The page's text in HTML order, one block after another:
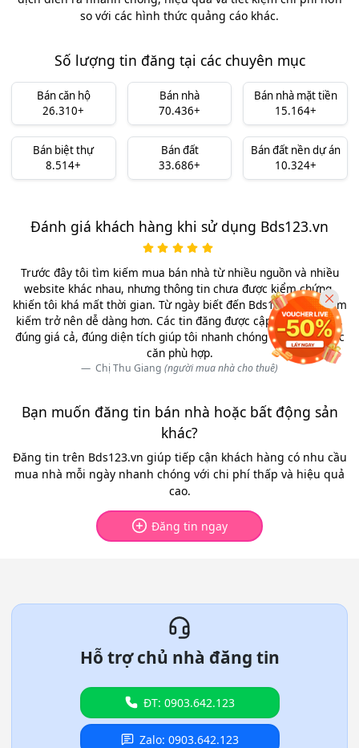
so với các hình thức quảng cáo khác.
Số lượng tin đăng tại các chuyên mục
Bán căn hộ
26.310+
Bán nhà
70.436+
Bán nhà mặt tiền
15.164+
Bán biệt thự
8.514+
Bán đất
33.686+
Bán đất nền dự án
10.324+
Đánh giá khách hàng khi sử dụng Bds123.vn
Trước đây tôi tìm kiếm mua bán nhà từ nhiều nguồn và nhiều
website khác nhau, nhưng thông tin chưa được kiểm chứng,
khiến tôi khá mất thời gian. Từ ngày biết đến Bds123.vn việc tìm
kiếm trở nên dễ dàng hơn. Các tin đăng được cập nhật rõ ràng,
đúng giá cả, đúng diện tích giúp tôi nhanh chóng lựa chọn được
căn phù hợp.
Chị Thu Giang (người mua nhà cho thuê)
Bạn muốn đăng tin bán nhà hoặc bất động sản
khác?
Đăng tin trên Bds123.vn giúp tiếp cận khách hàng có nhu cầu
mua nhà mỗi ngày nhanh chóng với chi phí thấp và hiệu quả
cao.
Đăng tin ngay
Hỗ trợ chủ nhà đăng tin
ĐT: 0903.642.123
Zalo: 0903.642.123